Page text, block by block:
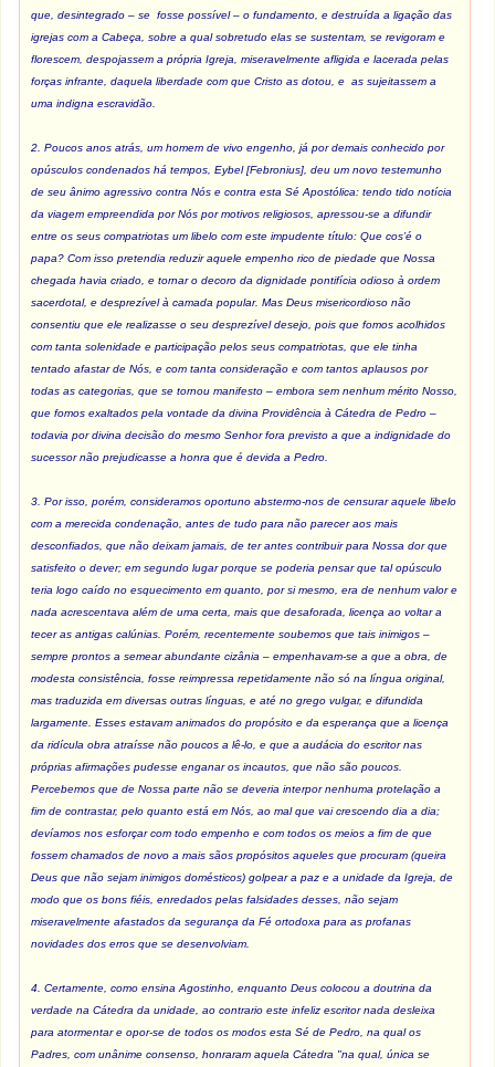
que, desintegrado – se fosse possível – o fundamento, e destruída a ligação das
igrejas com a Cabeça, sobre a qual sobretudo elas se sustentam, se revigoram e
florescem, despojassem a própria Igreja, miseravelmente afligida e lacerada pelas
forças infrante, daquela liberdade com que Cristo as dotou, e as sujeitassem a
uma indigna escravidão.
2. Poucos anos atrás, um homem de vivo engenho, já por demais conhecido por
opúsculos condenados há tempos, Eybel [Febronius], deu um novo testemunho
de seu ânimo agressivo contra Nós e contra esta Sé Apostólica: tendo tido notícia
da viagem empreendida por Nós por motivos religiosos, apressou-se a difundir
entre os seus compatriotas um libelo com este impudente título: Que cos’é o
papa? Com isso pretendia reduzir aquele empenho rico de piedade que Nossa
chegada havia criado, e tornar o decoro da dignidade pontifícia odioso à ordem
sacerdotal, e desprezível à camada popular. Mas Deus misericordioso não
consentiu que ele realizasse o seu desprezível desejo, pois que fomos acolhidos
com tanta solenidade e participação pelos seus compatriotas, que ele tinha
tentado afastar de Nós, e com tanta consideração e com tantos aplausos por
todas as categorias, que se tornou manifesto – embora sem nenhum mérito Nosso,
que fomos exaltados pela vontade da divina Providência à Cátedra de Pedro –
todavia por divina decisão do mesmo Senhor fora previsto a que a indignidade do
sucessor não prejudicasse a honra que é devida a Pedro.
3. Por isso, porém, consideramos oportuno abstermo-nos de censurar aquele libelo
com a merecida condenação, antes de tudo para não parecer aos mais
desconfiados, que não deixam jamais, de ter antes contribuir para Nossa dor que
satisfeito o dever; em segundo lugar porque se poderia pensar que tal opúsculo
teria logo caído no esquecimento em quanto, por si mesmo, era de nenhum valor e
nada acrescentava além de uma certa, mais que desaforada, licença ao voltar a
tecer as antigas calúnias. Porém, recentemente soubemos que tais inimigos –
sempre prontos a semear abundante cizânia – empenhavam-se a que a obra, de
modesta consistência, fosse reimpressa repetidamente não só na língua original,
mas traduzida em diversas outras línguas, e até no grego vulgar, e difundida
largamente. Esses estavam animados do propósito e da esperança que a licença
da ridícula obra atraísse não poucos a lê-lo, e que a audácia do escritor nas
próprias afirmações pudesse enganar os incautos, que não são poucos.
Percebemos que de Nossa parte não se deveria interpor nenhuma protelação a
fim de contrastar, pelo quanto está em Nós, ao mal que vai crescendo dia a dia;
devíamos nos esforçar com todo empenho e com todos os meios a fim de que
fossem chamados de novo a mais sãos propósitos aqueles que procuram (queira
Deus que não sejam inimigos domésticos) golpear a paz e a unidade da Igreja, de
modo que os bons fiéis, enredados pelas falsidades desses, não sejam
miseravelmente afastados da segurança da Fé ortodoxa para as profanas
novidades dos erros que se desenvolviam.
4. Certamente, como ensina Agostinho, enquanto Deus colocou a doutrina da
verdade na Cátedra da unidade, ao contrario este infeliz escritor nada desleixa
para atormentar e opor-se de todos os modos esta Sé de Pedro, na qual os
Padres, com unânime consenso, honraram aquela Cátedra "na qual, única se